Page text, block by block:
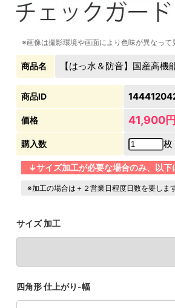
※画像は撮影環境や画面により色味が異なって
商品名 【はっ水＆防音】国産高
商品ID
価格 41,900
購入数 枚
↓サイズ加工が必要な場合のみ、以
※加工の場合は＋２営業日程度日数を要します
サイズ 加工
四角形 仕上がり-幅